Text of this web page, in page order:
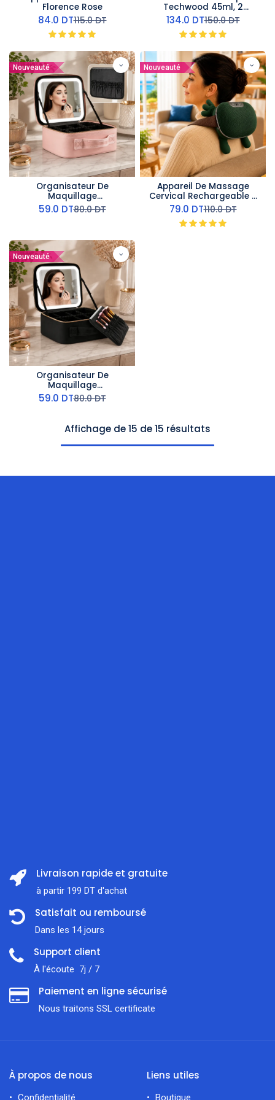
Florence Rose
84.0 DT115.0DT
Techwood 45ml, 2
Positions Vapeur &
Accessoires Complets –
TSF-618
134.0 DT150.0DT
Nouveauté
Organisateur De
Maquillage
Multifonctionnel Avec
Miroir LED- Rose
59.0 DT80.0DT
Nouveauté
Appareil De Massage
Cervical Rechargeable -
10 W Vert
79.0 DT110.0DT
Nouveauté
Organisateur De
Maquillage
Multifonctionnel Avec
Miroir LED - Noir
59.0 DT80.0DT
Affichage de 15 de 15 résultats
Livraison rapide et gratuite
à partir 199 DT d'achat
Satisfait ou remboursé
Dans les 14 jours
Support client
À l'écoute 7j / 7
Paiement en ligne sécurisé
Nous traitons SSL сertificate
À propos de nous
Confidentialité
Liens utiles
Boutique